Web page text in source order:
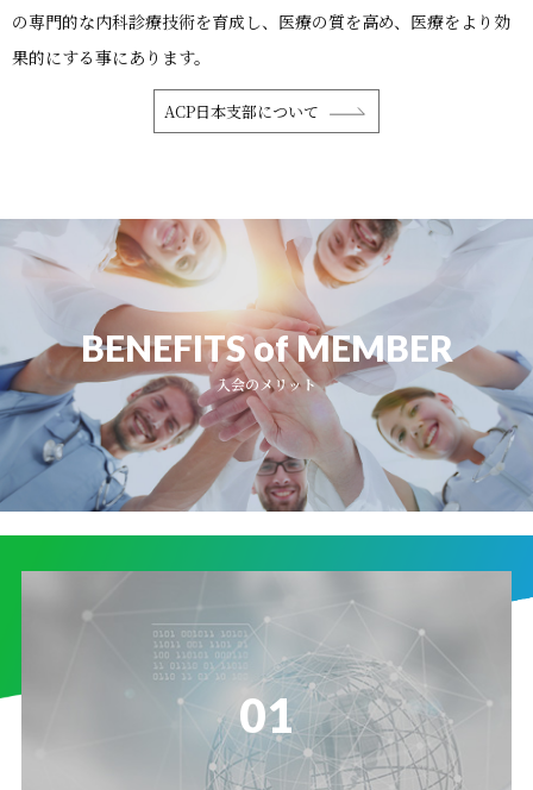
の専門的な内科診療技術を育成し、医療の質を高め、医療をより効
果的にする事にあります。
ACP日本支部について
BENEFITS of MEMBER
入会のメリット
01